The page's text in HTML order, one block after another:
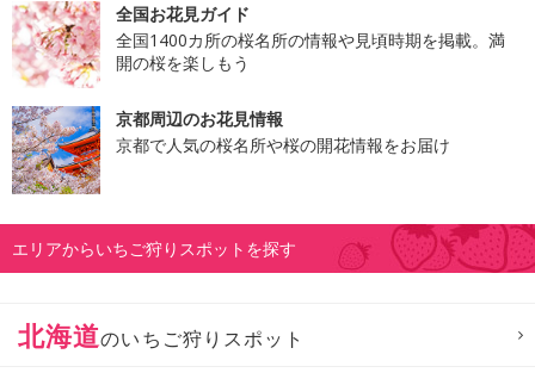
全国お花見ガイド
全国1400カ所の桜名所の情報や見頃時期を掲載。満
開の桜を楽しもう
京都周辺のお花見情報
京都で人気の桜名所や桜の開花情報をお届け
エリアからいちご狩りスポットを探す
北海道のいちご狩りスポット